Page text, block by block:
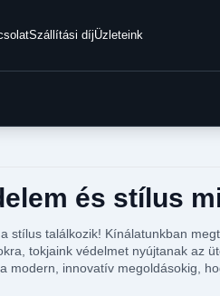
Szállítási díjÜzleteink
és stílus
találkozik! Kínálatunkban
tokjaink védelmet nyújtanak az
innovatív megoldásokig,